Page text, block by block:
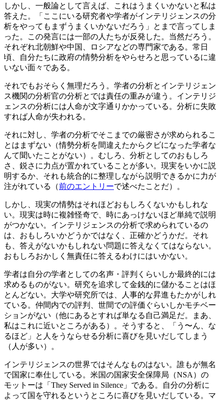
しかし、一般論として言えば、これはうまくいかないと私は
答えた。「ここにいる研究者や学者がインテリジェンスの分
析をやってもまずうまくいかないだろう」とまで言ってしま
った。この発言には一部の人たちが反発した。当然だろう。
それぞれ北朝鮮や中国、ロシアなどの専門家である。常日
頃、自分たちに政府の情勢分析をやらせろと思っているに違
いない面々である。
それでもおそらく無理だろう。学者の分析とインテリジェン
ス機関の分析官の分析とでは責任の重みが違う。インテリジ
ェンスの分析には人命が文字通りかかっている。分析に失敗
すれば人命が失われる。
それに対し、学者の分析でそこまでの厳密さが求められるこ
とはまずない（情勢分析を間違えたからクビになった学者な
んて聞いたことがない）。むしろ、分析としてのおもしろ
さ、鋭さに力点が置かれていることが多い。現実をいかに説
明するか、それも統合的に整理しながら説明できるかに力が
注がれている（前のエントリーで述べたことだ）。
しかし、現実の情勢はそれほどおもしろくないかもしれな
い。現実は時に複雑怪奇で、時にあっけないほど単純で説明
がつかない。インテリジェンスの分析で求められているの
は、おもしろいかどうかではなく、正確かどうかだ。それ
も、答えがないかもしれない問題に答えなくてはならない。
おもしろおかしく無責任に答えるわけにはいかない。
学者は自分の学者としての名声・評判くらいしか最終的には
求めるものがない。研究を追求して金銭的に儲かることはほ
とんどない。大学や研究所では、人事的な昇進もたかがしれ
ている。仲間内での評判、世間での評価ぐらいしかモチベー
ションがない（他にあるとすれば単なる自己満足だ。まあ、
私はこれに近いところがある）。そうすると、「う〜ん、な
るほど」と人をうならせる分析に喜びを見いだしてしまう
（人が多い）。
インテリジェンスの世界ではそんなものはない。誰もが無名
で国家に奉仕している。米国の国家安全保障局（NSA）の
モットーは「They Served in Silence」である。自分の分析に
よって国を守れるというところに喜びを見いだしている。マ